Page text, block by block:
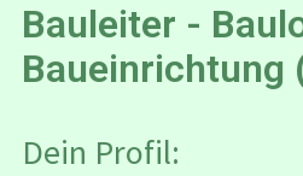
Bauleiter -
Baueinrichtung
Dein Profil: